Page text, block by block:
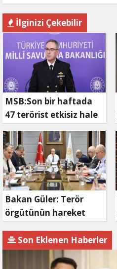
İlginizi Çekebilir
MSB:Son bir haftada
47 terörist etkisiz hale
getirildi
Bakan Güler: Terör
örgütünün hareket
noktasına getirildi
Son Eklenen Haberler